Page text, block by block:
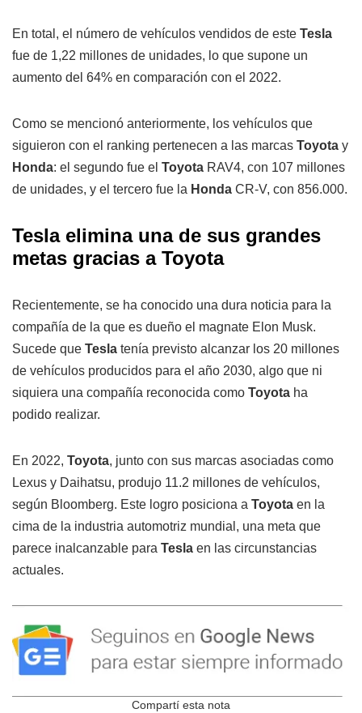
En total, el número de vehículos vendidos de este Tesla
fue de 1,22 millones de unidades, lo que supone un
aumento del 64% en comparación con el 2022.
Como se mencionó anteriormente, los vehículos que
siguieron con el ranking pertenecen a las marcas Toyota y
Honda: el segundo fue el Toyota RAV4, con 107 millones
de unidades, y el tercero fue la Honda CR-V, con 856.000.
Tesla elimina una de sus grandes
metas gracias a Toyota
Recientemente, se ha conocido una dura noticia para la
compañía de la que es dueño el magnate Elon Musk.
Sucede que Tesla tenía previsto alcanzar los 20 millones
de vehículos producidos para el año 2030, algo que ni
siquiera una compañía reconocida como Toyota ha
podido realizar.
En 2022, Toyota, junto con sus marcas asociadas como
Lexus y Daihatsu, produjo 11.2 millones de vehículos,
según Bloomberg. Este logro posiciona a Toyota en la
cima de la industria automotriz mundial, una meta que
parece inalcanzable para Tesla en las circunstancias
actuales.